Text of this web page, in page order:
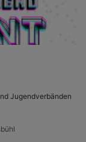
Jugendverbänden